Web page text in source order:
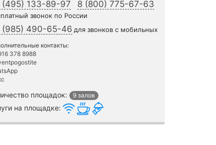
(495) 133-89-97 8 (800) 775-67-63
звонок по России
(985) 490-65-46 для звонков с мобильных
контакты:
378 8988
площадок: 9 залов
на площадке: